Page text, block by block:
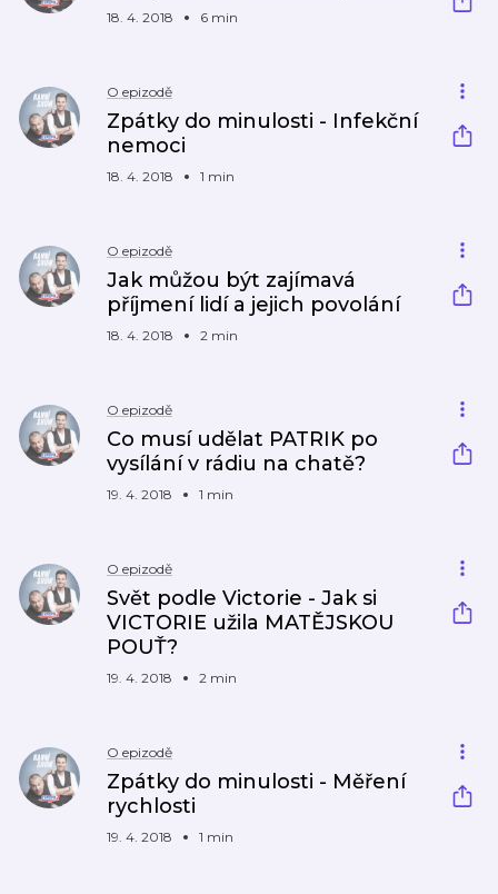
18. 4. 2018 6 min
O epizodě
Zpátky do minulosti - Infekční
nemoci
18. 4. 2018 1 min
O epizodě
Jak můžou být zajímavá
příjmení lidí a jejich povolání
18. 4. 2018 2 min
O epizodě
Co musí udělat PATRIK po
vysílání v rádiu na chatě?
19. 4. 2018 1 min
O epizodě
Svět podle Victorie - Jak si
VICTORIE užila MATĚJSKOU
POUŤ?
19. 4. 2018 2 min
O epizodě
Zpátky do minulosti - Měření
rychlosti
19. 4. 2018 1 min